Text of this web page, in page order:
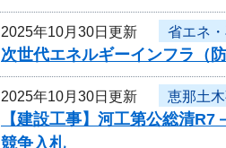
2025年10月30日更新 省エネ
次世代エネルギーインフラ（
2025年10月30日更新 恵那土
【建設工事】河工第公総清
競争入札